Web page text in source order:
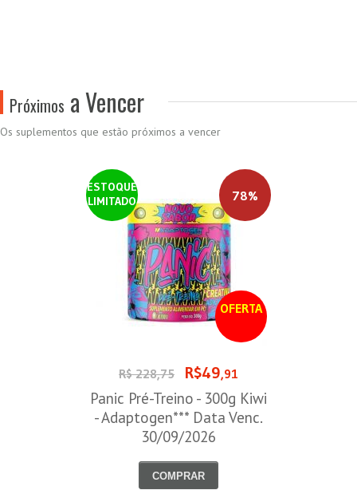
Próximos a Vencer
Os suplementos que estão próximos a vencer
ESTOQUE
LIMITADO
OFERTA
78%
R$ 228,75 R$49,91
Panic Pré-Treino - 300g Kiwi
- Adaptogen*** Data Venc.
30/09/2026
COMPRAR